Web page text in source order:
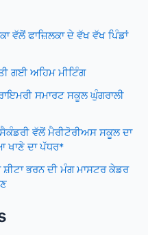
ਵੱਲੋਂ ਫਾਜ਼ਿਲਕਾ ਦੇ ਵੱਖ ਵੱਖ ਪਿੰਡਾਂ
ਗਈ ਅਹਿਮ ਮੀਟਿੰਗ
ਸਮਾਰਟ ਸਕੂਲ ਘੁੰਗਰਾਲੀ
ਵੱਲੋਂ ਮੈਰੀਟੋਰੀਅਸ ਸਕੂਲ ਦਾ
ਖਾਣੇ ਦਾ ਪੱਧਰ*
ਭਰਨ ਦੀ ਮੰਗ ਮਾਸਟਰ ਕੇਡਰ